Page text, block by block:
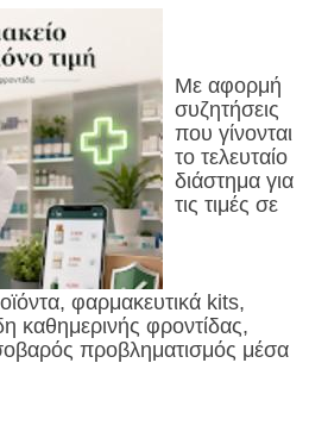
Με αφορμή
συζητήσεις
που γίνονται
το τελευταίο
διάστημα για
τις τιμές σε
φαρμακευτικά kits,
καθημερινής φροντίδας,
σοβαρός προβληματισμός μέσα